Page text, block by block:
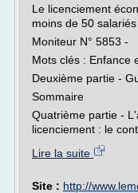
Le licenciement
moins de 50 salariés
Moniteur N° 5853 -
Mots clés : Enfance
Deuxième partie -
Sommaire
Quatrième partie -
licenciement : le
Lire la suite
Site : http://